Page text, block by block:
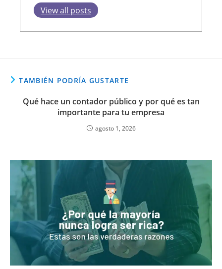
View all posts
TAMBIÉN PODRÍA GUSTARTE
Qué hace un contador público y por qué es tan
importante para tu empresa
agosto 1, 2026